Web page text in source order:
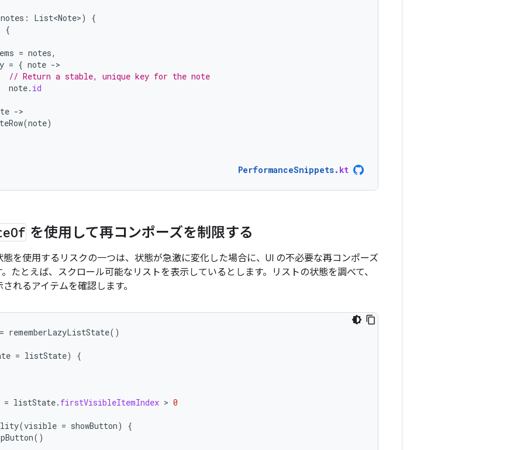
notes : List<Note>)
{
{
= notes,
= { note -
// Return a stable, unique key for the note
note. id
-
(note)
PerformanceSnippets. kt
Of を使用して再コンポーズを制限する
態を使用するリスクの一つは、状態が急激に変化した場合に、UI の不必要な再コンポーズ
たとえば、スクロール可能なリストを表示しているとします。リストの状態を調べて、
れるアイテムを確認します。
= rememberLazyListState()
= listState)
{
= listState. firstVisibleItemIndex > 0
(visible = showButton)
{
()